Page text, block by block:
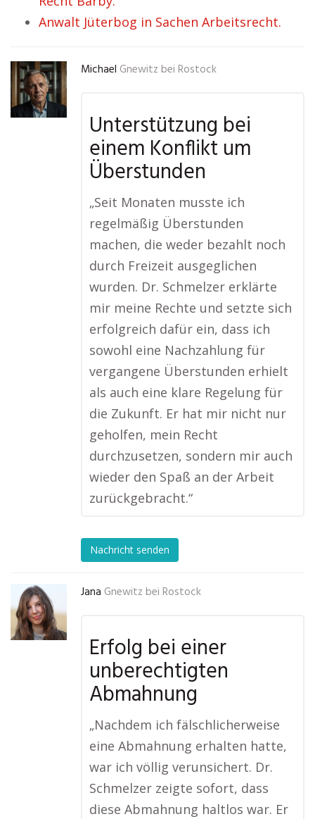
Anwalt Jüterbog in Sachen Arbeitsrecht.
Michael Gnewitz bei Rostock
Unterstützung bei
einem Konflikt um
Überstunden
„Seit Monaten musste ich
regelmäßig Überstunden
machen, die weder bezahlt noch
durch Freizeit ausgeglichen
wurden. Dr. Schmelzer erklärte
mir meine Rechte und setzte sich
erfolgreich dafür ein, dass ich
sowohl eine Nachzahlung für
vergangene Überstunden erhielt
als auch eine klare Regelung für
die Zukunft. Er hat mir nicht nur
geholfen, mein Recht
durchzusetzen, sondern mir auch
wieder den Spaß an der Arbeit
zurückgebracht.“
Nachricht senden
Jana Gnewitz bei Rostock
Erfolg bei einer
unberechtigten
Abmahnung
„Nachdem ich fälschlicherweise
eine Abmahnung erhalten hatte,
war ich völlig verunsichert. Dr.
Schmelzer zeigte sofort, dass
diese Abmahnung haltlos war. Er